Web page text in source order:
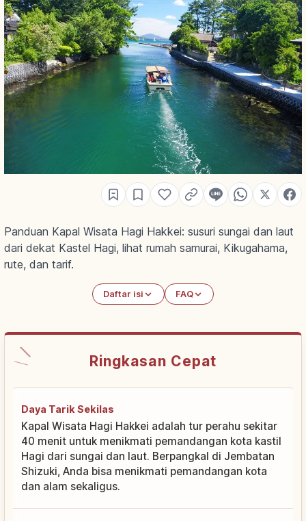
Panduan Kapal Wisata Hagi Hakkei: susuri sungai dan laut
dari dekat Kastel Hagi, lihat rumah samurai, Kikugahama,
rute, dan tarif.
Daftar isi FAQ
Ringkasan Cepat
Daya Tarik Sekilas
Kapal Wisata Hagi Hakkei adalah tur perahu sekitar
40 menit untuk menikmati pemandangan kota kastil
Hagi dari sungai dan laut. Berpangkal di Jembatan
Shizuki, Anda bisa menikmati pemandangan kota
dan alam sekaligus.